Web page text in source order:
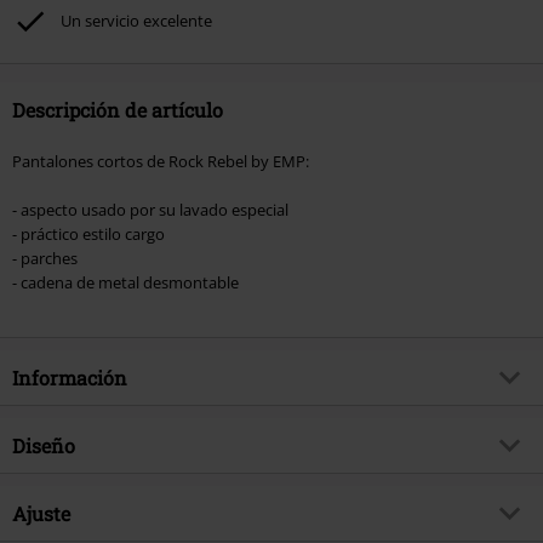
Rammstein, (Till) Lindemann, Böhse Onkelz, Broilers, Die Ärzte, Die Toten
Hosen, Metality, Funko Pop!, vales regalo y artículos que incluyan una
Un servicio excelente
Descripción de artículo
Pantalones cortos de Rock Rebel by EMP:
- aspecto usado por su lavado especial
- práctico estilo cargo
- parches
- cadena de metal desmontable
Información
Artículo no.
Brand
Diseño
Tipo de producto
Ajuste